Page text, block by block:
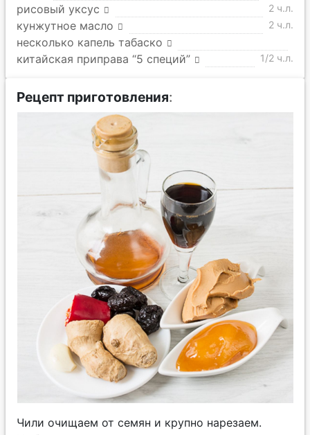
рисовый уксус 2 ч.л.
кунжутное масло 2 ч.л.
несколько капель табаско
китайская приправа “5 специй”
1/2 ч.л.
Рецепт приготовления:
Чили очищаем от семян и крупно нарезаем.